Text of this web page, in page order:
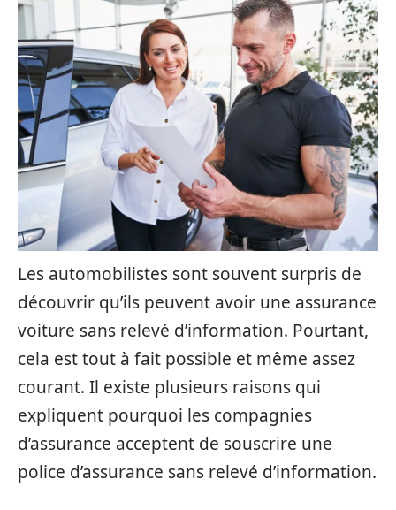
Les automobilistes sont souvent surpris de
découvrir qu’ils peuvent avoir une assurance
voiture sans relevé d’information. Pourtant,
cela est tout à fait possible et même assez
courant. Il existe plusieurs raisons qui
expliquent pourquoi les compagnies
d’assurance acceptent de souscrire une
police d’assurance sans relevé d’information.